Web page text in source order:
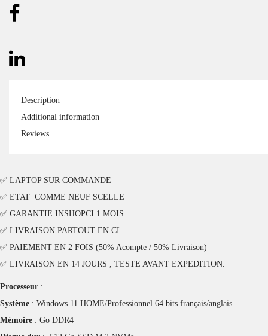
Description
Additional information
Reviews
✅ LAPTOP SUR COMMANDE
✅ ETAT COMME NEUF SCELLE
✅ GARANTIE INSHOPCI 1 MOIS
✅ LIVRAISON PARTOUT EN CI
✅ PAIEMENT EN 2 FOIS (50% Acompte / 50% Livraison)
✅ LIVRAISON EN 14 JOURS , TESTE AVANT EXPEDITION.
Processeur :
Système : Windows 11 HOME/Professionnel 64 bits français/anglais.
Mémoire : Go DDR4